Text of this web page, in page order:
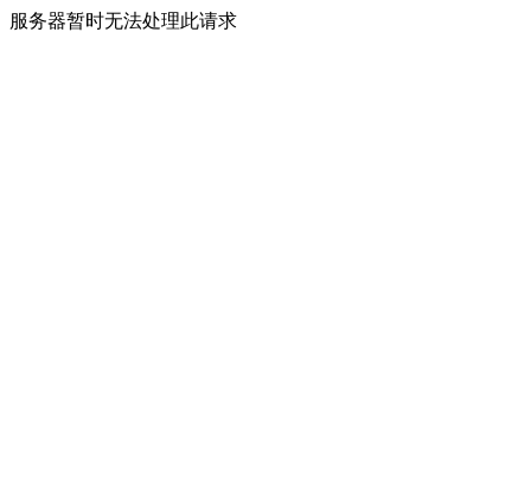
服务器暂时无法处理此请求